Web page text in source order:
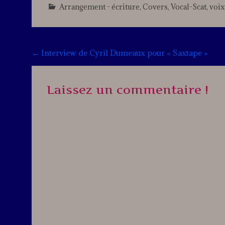
Arrangement - écriture, Covers, Vocal-Scat, voix
Post
← Interview de Cyril Dumeaux pour « Saxtape »
Laissez un commentaire !